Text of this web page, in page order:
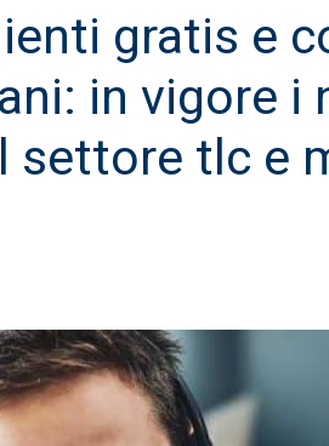
gratis e
in vigore i
settore tlc e